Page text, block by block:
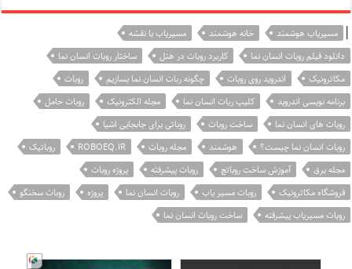
| مسیریاب هوشمند خانه هوشمند
مسیریاب با نقشه
دانلود فیلم روبات انسان نما
کاربرد روبات در هتل
ساختار روبات انسان نما
مکاترونیک
اندروید روی روبات چگونه ربات انسان نما بسازیم
روبات
برنامه نویسی اندروید
کلیپ ربات انسان نما مجله الکترونیک
روبات حامل
روبات های انسان نما
ساخت روبات
روباتی برای جابجایی اشیا
روبات انسان نما چیست؟
هوشمند مجله روبات ROBOEQ.IR
روباتیک
مجله برق
آموزش ساخت روباتچ روبات پیشرفته
پروژه روبات
فروشگاه مکاترونیک
روبات مسیر یاب روبات انسان نما پروژه
روبات سخنگو
روبات مسیریاب پیشرفته
ساخت روبات انسان نما